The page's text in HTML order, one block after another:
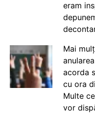
eram
Mai
acorda
cu ora
Multe
vor